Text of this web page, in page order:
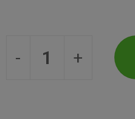
Carrinho 2